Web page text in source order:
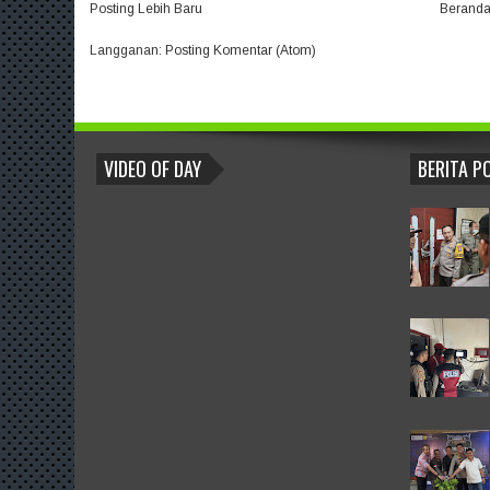
Posting Lebih Baru Beranda
Langganan: Posting Komentar (Atom)
BLOGROLL
VIDEO OF DAY BERITA